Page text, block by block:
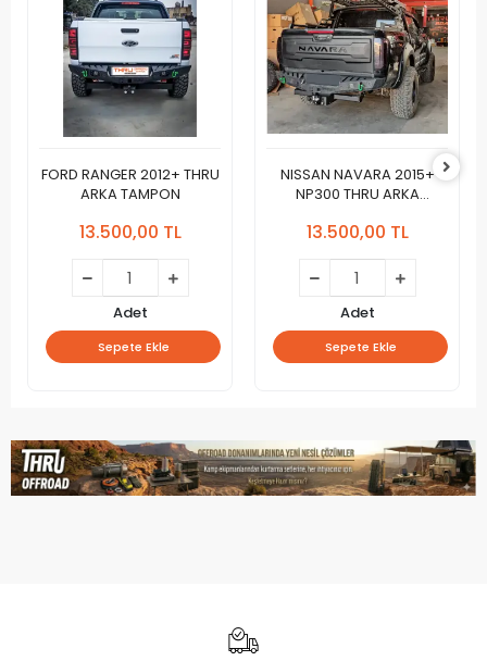
FORD RANGER 2012+ THRU
ARKA TAMPON
13.500,00 TL
Adet
Sepete Ekle
NISSAN NAVARA 2015+
NP300 THRU ARKA
13.500,00 TL
Adet
Sepete Ekle